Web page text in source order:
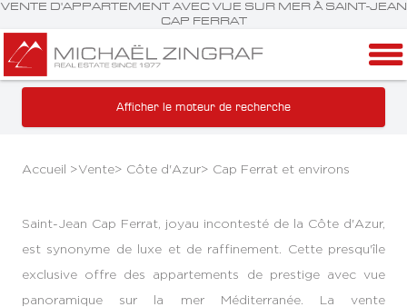
VENTE D'APPARTEMENT AVEC VUE SUR MER À SAINT-JEAN
CAP FERRAT
Afficher le moteur de recherche
Accueil >Vente> Côte d'Azur> Cap Ferrat et environs
Saint-Jean Cap Ferrat, joyau incontesté de la Côte d'Azur,
est synonyme de luxe et de raffinement. Cette presqu'île
exclusive offre des appartements de prestige avec vue
panoramique sur la mer Méditerranée. La vente